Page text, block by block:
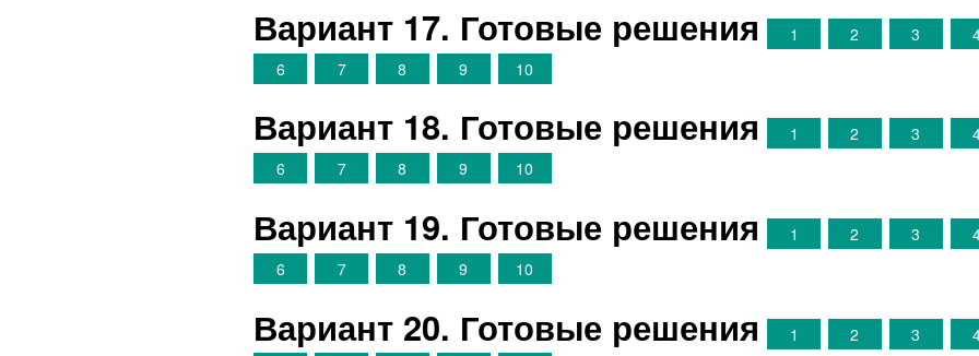
Вариант 17. Готовые решения 1 2 3
6
7 8 9 10
Вариант 18. Готовые решения 1 2 3
6
7 8 9 10
Вариант 19. Готовые решения 1 2 3
6
7 8 9 10
Вариант 20. Готовые решения 1 2 3